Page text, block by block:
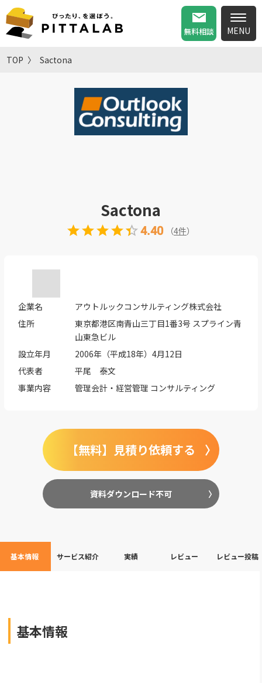
無料相談
TOP Sactona
Sactona
4.40 （4件）
企業名
アウトルックコンサルティング株式会社
住所
東京都港区南青山三丁目1番3号 スプライン青
山東急ビル
設立年月
2006年（平成18年）4月12日
代表者
平尾 泰文
事業内容
管理会計・経営管理 コンサルティング
【無料】見積り依頼する
資料ダウンロード不可
基本情報 サービス紹介 実績 レビュー レビュー投稿
基本情報